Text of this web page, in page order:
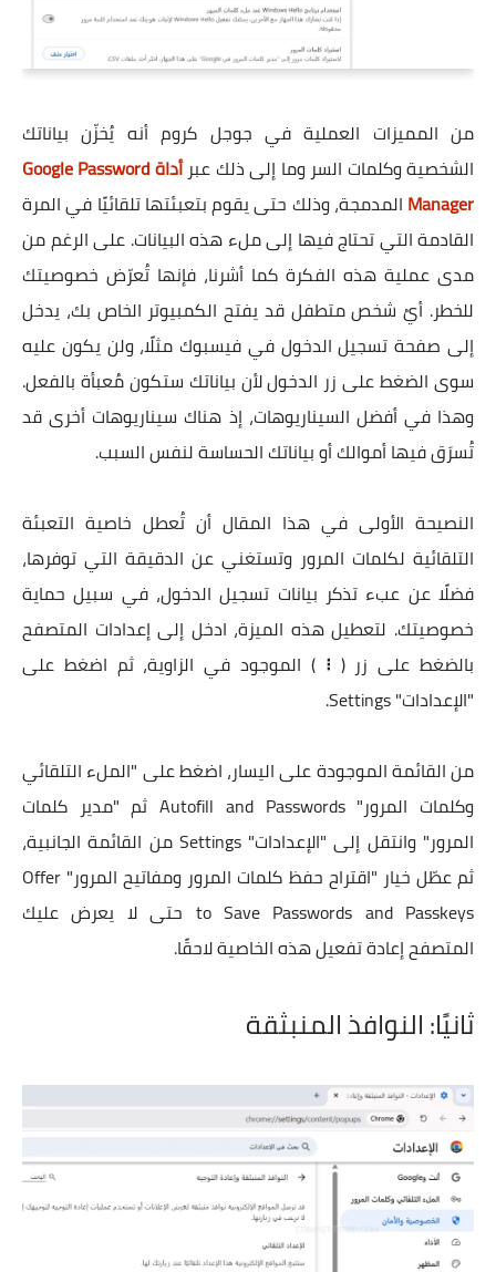
من المميزات العملية في جوجل كروم أنه يُخزّن بياناتك
الشخصية وكلمات السر وما إلى ذلك عبر
أداة Google Password
Manager المدمجة، وذلك حتى يقوم بتعبئتها تلقائيًا في المرة
القادمة التي تحتاج فيها إلى ملء هذه البيانات. على الرغم من
مدى عملية هذه الفكرة كما أشرنا، فإنها تُعرّض خصوصيتك
للخطر. أيُ شخص متطفل قد يفتح الكمبيوتر الخاص بك، يدخل
إلى صفحة تسجيل الدخول في فيسبوك مثلًا، ولن يكون عليه
سوى الضغط على زر الدخول لأن بياناتك ستكون مُعبأة بالفعل.
وهذا في أفضل السيناريوهات، إذ هناك سيناريوهات أخرى قد
تُسرَق فيها أموالك أو بياناتك الحساسة لنفس السبب.
النصيحة الأولى في هذا المقال أن تُعطل خاصية التعبئة
التلقائية لكلمات المرور وتستغني عن الدقيقة التي توفرها،
فضلًا عن عبء تذكر بيانات تسجيل الدخول، في سبيل حماية
خصوصيتك. لتعطيل هذه الميزة، ادخل إلى إعدادات المتصفح
بالضغط على زر ( ⁝ ) الموجود في الزاوية، ثم اضغط على
"الإعدادات" Settings.
من القائمة الموجودة على اليسار، اضغط على "الملء التلقائي
وكلمات المرور" Autofill and Passwords ثم "مدير كلمات
المرور" وانتقل إلى "الإعدادات" Settings من القائمة الجانبية،
ثم عطّل خيار "اقتراح حفظ كلمات المرور ومفاتيح المرور" Offer
to Save Passwords and Passkeys حتى لا يعرض عليك
المتصفح إعادة تفعيل هذه الخاصية لاحقًا.
ثانيًا: النوافذ المنبثقة